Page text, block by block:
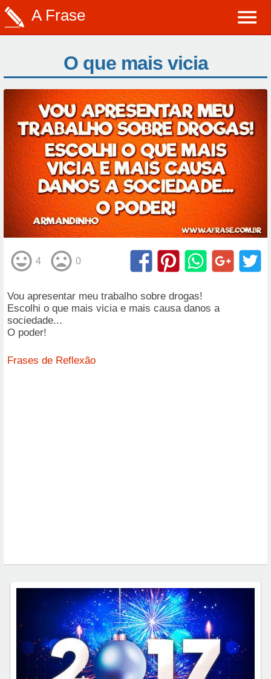
A Frase
O que mais vicia
4 0
Vou apresentar meu trabalho sobre drogas!
Escolhi o que mais vicia e mais causa danos a
sociedade...
O poder!
Frases de Reflexão